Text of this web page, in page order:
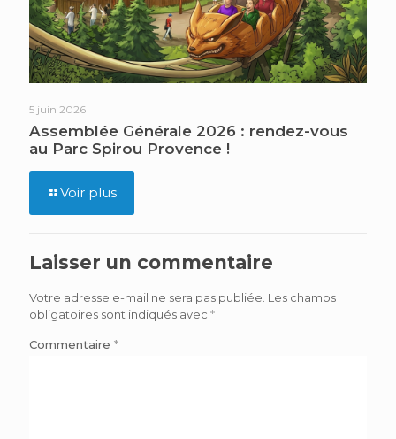
5 juin 2026
Assemblée Générale 2026 : rendez-vous
au Parc Spirou Provence !
Voir plus
Laisser un commentaire
Votre adresse e-mail ne sera pas publiée. Les champs
obligatoires sont indiqués avec *
Commentaire *